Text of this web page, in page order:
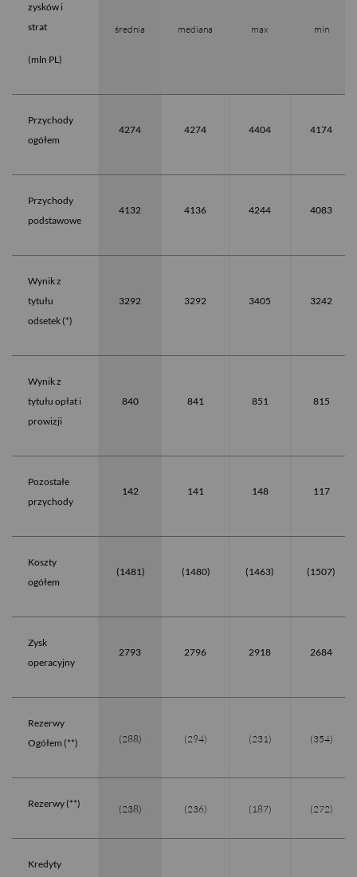
zysków i
strat
(mln PL)
średnia mediana max min
Przychody
ogółem
4274 4274 4404 4174
Przychody
podstawowe
4132 4136 4244 4083
Wynik z
tytułu
odsetek (*)
3292 3292 3405 3242
Wynik z
tytułu opłat i
prowizji
840 841 851 815
Pozostałe
przychody
142 141 148 117
Koszty
ogółem
(1481) (1480) (1463) (1507)
Zysk
operacyjny
2793 2796 2918 2684
Rezerwy
Ogółem (**)
(288) (294) (231) (354)
Rezerwy (**) (238) (236) (187) (272)
Kredyty